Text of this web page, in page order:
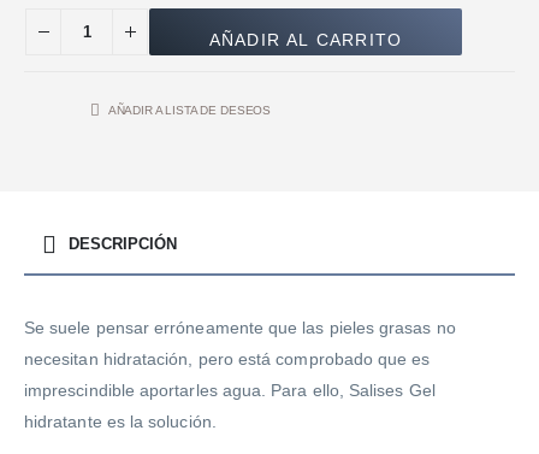
AÑADIR AL CARRITO
AÑADIR A LISTA DE DESEOS
DESCRIPCIÓN
Se suele pensar erróneamente que las pieles grasas no
necesitan hidratación, pero está comprobado que es
imprescindible aportarles agua. Para ello, Salises Gel
hidratante es la solución.